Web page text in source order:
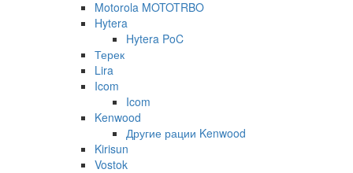
Motorola MOTOTRBO
Hytera
Hytera PoC
Терек
Lira
Icom
Icom
Kenwood
Другие рации Kenwood
Kirisun
Vostok